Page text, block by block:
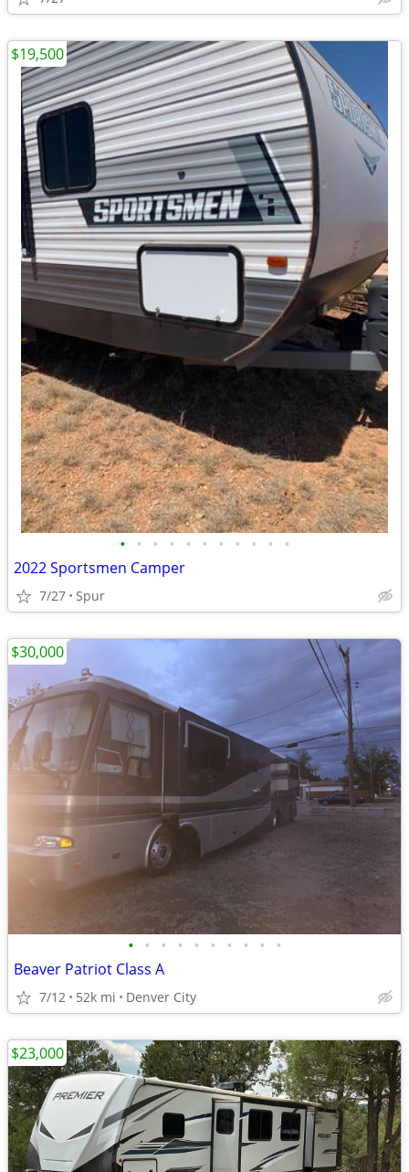
• • • • • • • • • • •
2022 Sportsmen Camper
7/27 Spur
$19,500
• • • • • • • • • •
Beaver Patriot Class A
7/12 52k mi Denver City
$30,000
$23,000